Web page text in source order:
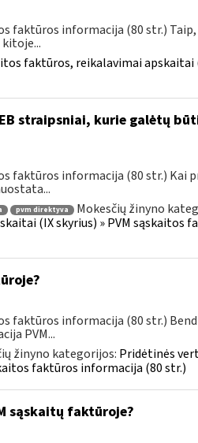
faktūros informacija (80 str.)
faktūros, reikalavimai apskaitai
straipsniai, kurie galėtų
faktūros informacija (80 str.) Kai
pvm direktyva
Mokesčių žinyno
(IX skyrius) » PVM sąskaitos
faktūros informacija (80 str.)
PVM...
žinyno kategorijos: Pridėtinės
faktūros informacija (80 str.)
sąskaitų faktūroje?